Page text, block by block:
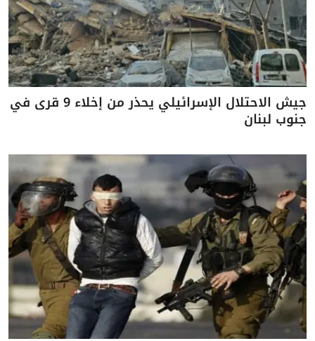
جيش الاحتلال الإسرائيلي يحذر من إخلاء 9 قرى في
جنوب لبنان